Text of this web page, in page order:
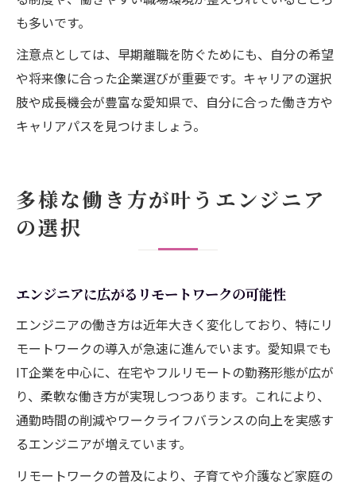
も多いです。
注意点としては、早期離職を防ぐためにも、自分の希望
や将来像に合った企業選びが重要です。キャリアの選択
肢や成長機会が豊富な愛知県で、自分に合った働き方や
キャリアパスを見つけましょう。
多様な働き方が叶うエンジニア
の選択
エンジニアに広がるリモートワークの可能性
エンジニアの働き方は近年大きく変化しており、特にリ
モートワークの導入が急速に進んでいます。愛知県でも
IT企業を中心に、在宅やフルリモートの勤務形態が広が
り、柔軟な働き方が実現しつつあります。これにより、
通勤時間の削減やワークライフバランスの向上を実感す
るエンジニアが増えています。
リモートワークの普及により、子育てや介護など家庭の